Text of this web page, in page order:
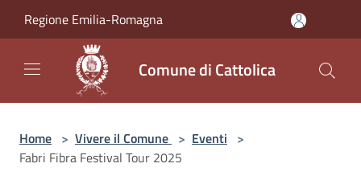
Regione Emilia-Romagna
Comune di Cattolica
Home > Vivere il Comune > Eventi >
Fabri Fibra Festival Tour 2025